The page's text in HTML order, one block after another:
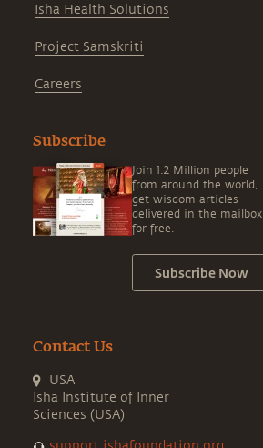
Isha Health Solutions
Project Samskriti
Careers
Subscribe
Join 1.2 Million people
from around the world,
get wisdom articles
delivered in the mailbox
for free.
Subscribe Now
Contact Us
USA
Isha Institute of Inner
Sciences (USA)